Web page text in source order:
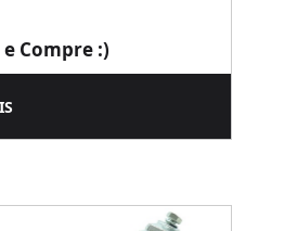
Compre :)